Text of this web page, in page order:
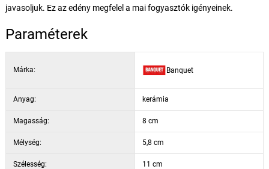
javasoljuk. Ez az edény megfelel a mai fogyasztók igényeinek.
Paraméterek
Márka: Banquet
Anyag: kerámia
Magasság: 8 cm
Mélység: 5,8 cm
Szélesség: 11 cm